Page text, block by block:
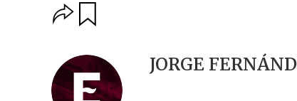
O
p
o
n
d
a
r
JORGE